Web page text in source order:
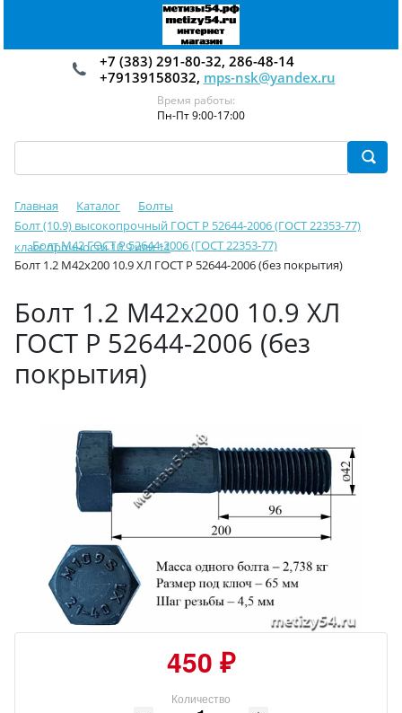
+7 (383) 291-80-32, 286-48-14
+79139158032, mps-nsk@yandex.ru
Время работы:
Пн-Пт 9:00-17:00
Главная Каталог
Болты
Болт (10.9) высокопрочный ГОСТ Р 52644-2006 (ГОСТ 22353-77)
класс прочности 10.9 или 11
Болт М42 ГОСТ Р 52644-2006 (ГОСТ 22353-77)
Болт 1.2 М42х200 10.9 ХЛ ГОСТ Р 52644-2006 (без покрытия)
Болт 1.2 М42х200 10.9 ХЛ
ГОСТ Р 52644-2006 (без
покрытия)
450 ₽
Количество